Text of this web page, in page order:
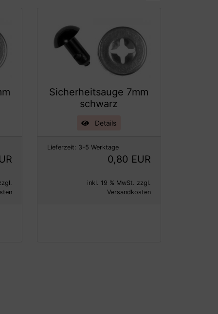
Sicherheitsauge 7mm
schwarz
Details
Lieferzeit: 3-5 Werktage
0,80 EUR
inkl. 19 % MwSt. zzgl.
Versandkosten